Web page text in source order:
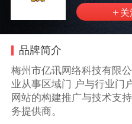
品牌简介
梅州市亿讯网络科技有限
业从事区域门 户与行业门
网站的构建推广与技术支
务提供商。